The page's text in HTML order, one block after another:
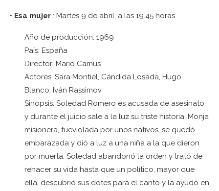
• Esa mujer : Martes 9 de abril, a las 19.45 horas
Año de producción: 1969
País: España
Director: Mario Camus
Actores: Sara Montiel, Cándida Losada, Hugo
Blanco, Iván Rassimov
Sinopsis: Soledad Romero es acusada de asesinato
y durante el juicio sale a la luz su triste historia. Monja
misionera, fueviolada por unos nativos, se quedó
embarazada y dió a luz a una niña a la que dieron
por muerta. Soledad abandonó la orden y trató de
rehacer su vida hasta que un político, mayor que
ella, descubrió sus dotes para el canto y la ayudó en